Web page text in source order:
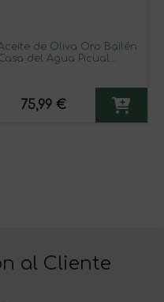
de Oliva Oro Bailén
del Agua Picual
75,99 €
al Cliente